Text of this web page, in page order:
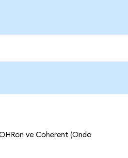
ve Coherent (Ondo